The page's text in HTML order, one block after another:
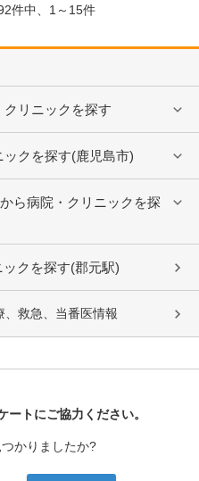
件中、 1～15件
リニックを探す
クを探す(鹿児島市)
ら病院・クリニックを探
クを探す(郡元駅)
、救急、当番医情報
ートにご協力ください。
かりましたか?